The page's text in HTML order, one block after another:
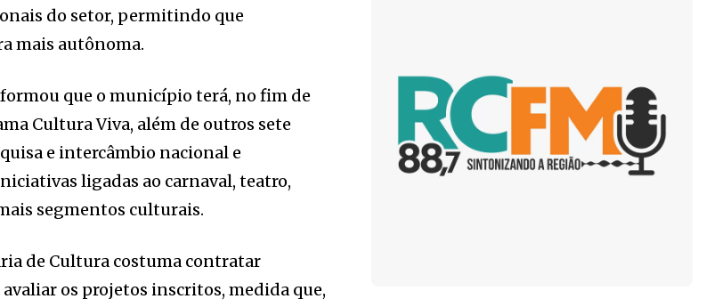
do setor, permitindo que
mais autônoma.
que o município terá, no fim de
Cultura Viva, além de outros sete
e intercâmbio nacional e
ligadas ao carnaval, teatro,
segmentos culturais.
de Cultura costuma contratar
os projetos inscritos, medida que,